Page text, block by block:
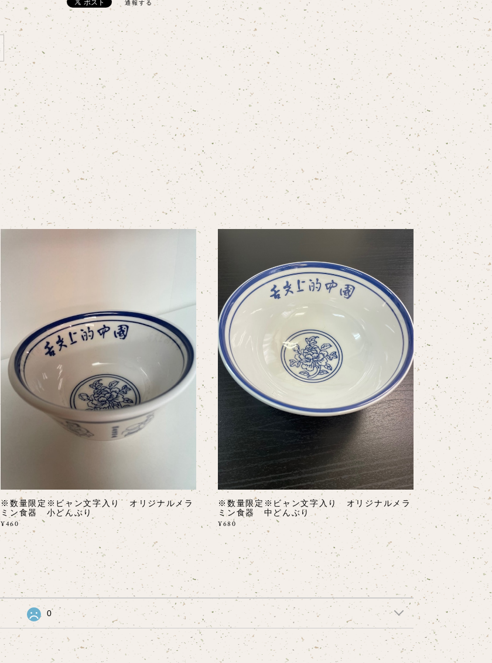
通報する
※数量限定※ビャン文字入り オリジナルメラ
ミン食器 小どんぶり
¥460
※数量限定※ビャン文字入り オリジナルメラ
ミン食器 中どんぶり
¥680
0